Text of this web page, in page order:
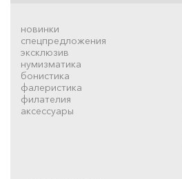
новинки
спецпредложения
эксклюзив
нумизматика
бонистика
фалеристика
филателия
аксессуары